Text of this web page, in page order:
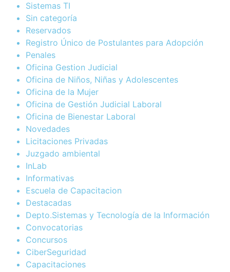
Sistemas TI
Sin categoría
Reservados
Registro Único de Postulantes para Adopción
Penales
Oficina Gestion Judicial
Oficina de Niños, Niñas y Adolescentes
Oficina de la Mujer
Oficina de Gestión Judicial Laboral
Oficina de Bienestar Laboral
Novedades
Licitaciones Privadas
Juzgado ambiental
InLab
Informativas
Escuela de Capacitacion
Destacadas
Depto.Sistemas y Tecnología de la Información
Convocatorias
Concursos
CiberSeguridad
Capacitaciones